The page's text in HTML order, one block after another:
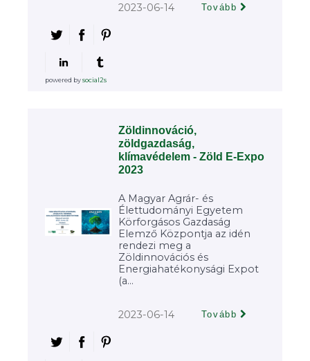
2023-06-14 Tovább
powered bysocial2s
Zöldinnováció,
zöldgazdaság,
klímavédelem - Zöld E-Expo
2023
A Magyar Agrár- és
Élettudományi Egyetem
Körforgásos Gazdaság
Elemző Központja az idén
rendezi meg a
Zöldinnovációs és
Energiahatékonysági Expot
(a...
2023-06-14 Tovább